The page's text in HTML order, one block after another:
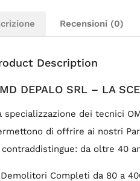
Recensioni (0)
Description
DEPALO SRL – LA
specializzazione dei tecnici
di offrire ai nostri
contraddistingue: da oltre 40
Completi da 80 a